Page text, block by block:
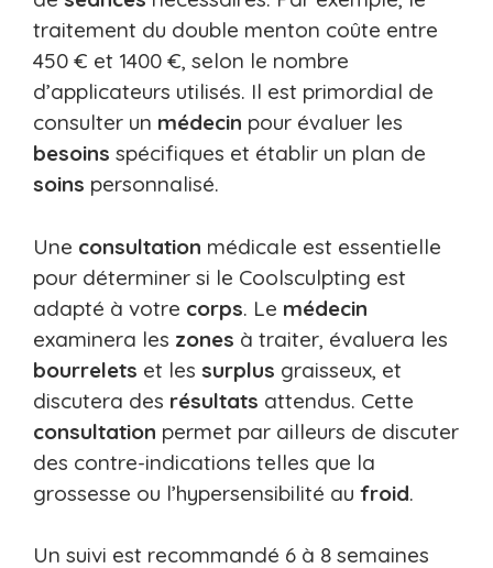
traitement du double menton coûte entre
450 € et 1400 €, selon le nombre
d’applicateurs utilisés. Il est primordial de
consulter un médecin pour évaluer les
besoins spécifiques et établir un plan de
soins personnalisé.
Une consultation médicale est essentielle
pour déterminer si le Coolsculpting est
adapté à votre corps. Le médecin
examinera les zones à traiter, évaluera les
bourrelets et les surplus graisseux, et
discutera des résultats attendus. Cette
consultation permet par ailleurs de discuter
des contre-indications telles que la
grossesse ou l’hypersensibilité au froid.
Un suivi est recommandé 6 à 8 semaines